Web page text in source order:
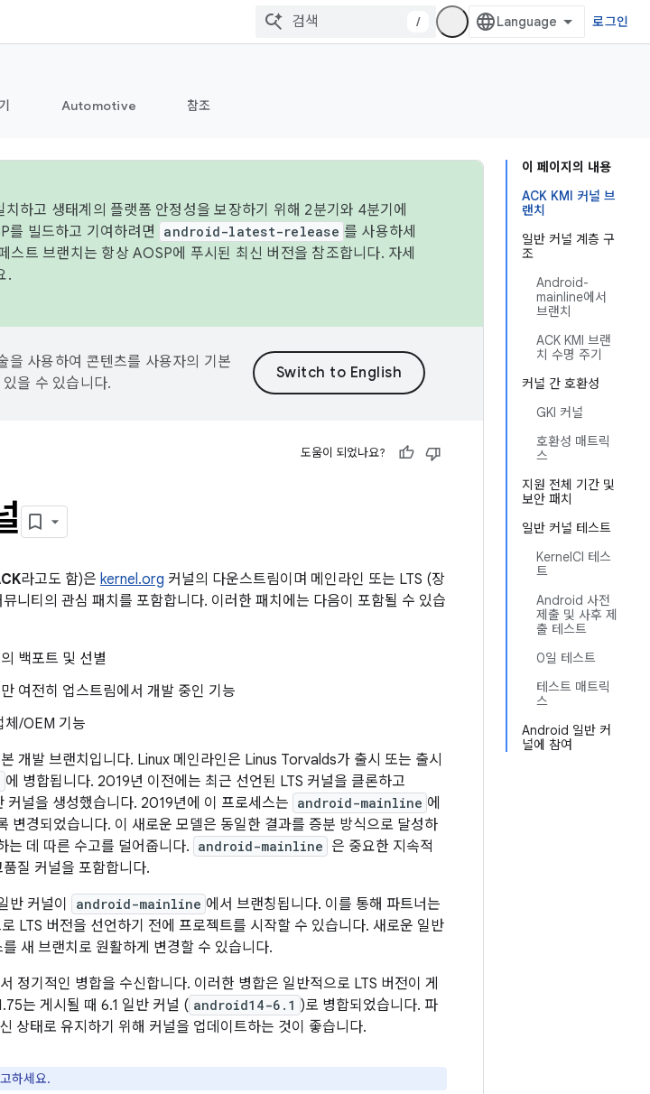
/ 로그인
Automotive 참조
이 페이지의 내용
ACK KMI 커널 브
랜치
일반 커널 계층 구
조
Android-
mainline에서
브랜치
ACK KMI 브랜
치 수명 주기
커널 간 호환성
GKI 커널
호환성 매트릭
스
지원 전체 기간 및
보안 패치
일반 커널 테스트
KernelCI 테스
트
Android 사전
제출 및 사후 제
출 테스트
0일 테스트
테스트 매트릭
스
Android 일반 커
널에 참여
하고 생태계의 플랫폼 안정성을 보장하기 위해 2분기와 4분기에
를 빌드하고 기여하려면
android-latest-release 를 사용하세
스트 브랜치는 항상 AOSP에 푸시된 최신 버전을 참조합니다. 자세
.
사용하여 콘텐츠를 사용자의 기본
을 수 있습니다.
도움이 되었나요?
라고도 함)은 kernel.org 커널의 다운스트림이며 메인라인 또는 LTS (장
니티의 관심 패치를 포함합니다. 이러한 패치에는 다음이 포함될 수 있습
백포트 및 선별
여전히 업스트림에서 개발 중인 기능
체/OEM 기능
개발 브랜치입니다. Linux 메인라인은 Linus Torvalds가 출시 또는 출시
에 병합됩니다. 2019년 이전에는 최근 선언된 LTS 커널을 클론하고
널을 생성했습니다. 2019년에 이 프로세스는 android-mainline 에
변경되었습니다. 이 새로운 모델은 동일한 결과를 증분 방식으로 달성하
는 데 따른 수고를 덜어줍니다. android-mainline 은 중요한 지속적
질 커널을 포함합니다.
반 커널이
android-mainline 에서 브랜칭됩니다. 이를 통해 파트너는
LTS 버전을 선언하기 전에 프로젝트를 시작할 수 있습니다. 새로운 일반
새 브랜치로 원활하게 변경할 수 있습니다.
정기적인 병합을 수신합니다. 이러한 병합은 일반적으로 LTS 버전이 게
는 게시될 때 6.1 일반 커널 ( android14-6.1 )로 병합되었습니다. 파
상태로 유지하기 위해 커널을 업데이트하는 것이 좋습니다.
하세요.